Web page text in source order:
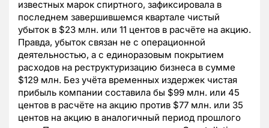
известных марок спиртного, зафиксировала в
последнем завершившемся квартале чистый
убыток в $23 млн. или 11 центов в расчёте на акцию.
Правда, убыток связан не с операционной
деятельностью, а с единоразовым покрытием
расходов на реструктуризацию бизнеса в сумме
$129 млн. Без учёта временных издержек чистая
прибыль компании составила бы $99 млн. или 45
центов в расчёте на акцию против $77 млн. или 35
центов на акцию в аналогичный период прошлого